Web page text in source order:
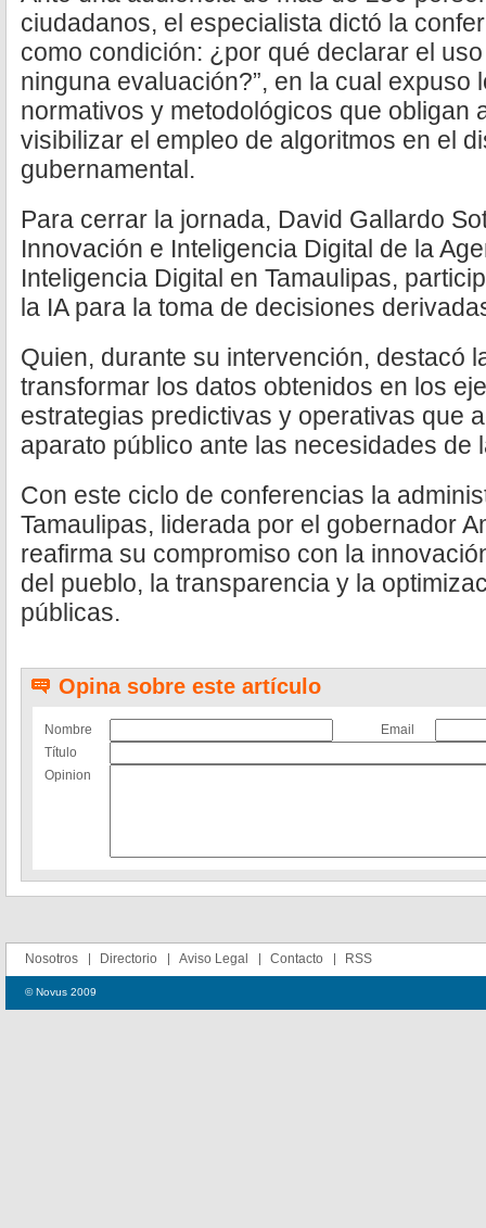
ciudadanos, el especialista dictó la
como condición: ¿por qué declarar el
ninguna evaluación?”, en la cual expuso
normativos y metodológicos que obligan
visibilizar el empleo de algoritmos en el
gubernamental.
Para cerrar la jornada, David Gallardo
Innovación e Inteligencia Digital de la
Inteligencia Digital en Tamaulipas,
la IA para la toma de decisiones
Quien, durante su intervención, destacó
transformar los datos obtenidos en los
estrategias predictivas y operativas que
aparato público ante las necesidades de
Con este ciclo de conferencias la
Tamaulipas, liderada por el gobernador
reafirma su compromiso con la
del pueblo, la transparencia y la
públicas.
Opina sobre este artículo
Nombre
Email
Título
Opinion
Nosotros Directorio Aviso Legal Contacto RSS
© Novus 2009